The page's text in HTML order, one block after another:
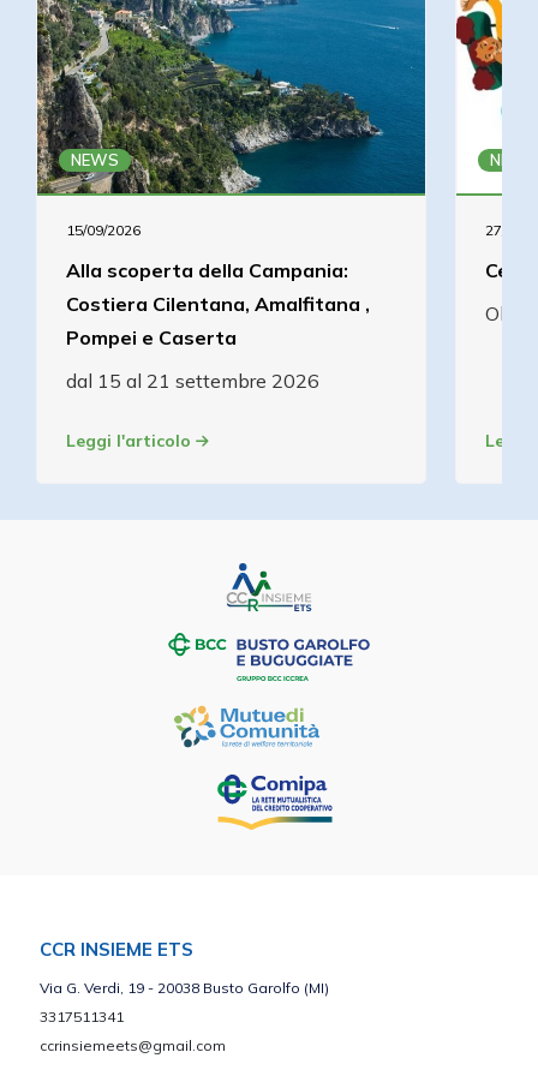
NEWS
15/09/2026
Alla scoperta della Campania:
Costiera Cilentana, Amalfitana ,
Pompei e Caserta
dal 15 al 21 settembre 2026
Leggi l'articolo
NEWS
27/08/
CCR INSIEME ETS
Via G. Verdi, 19 - 20038 Busto Garolfo (MI)
3317511341
ccrinsiemeets@gmail.com